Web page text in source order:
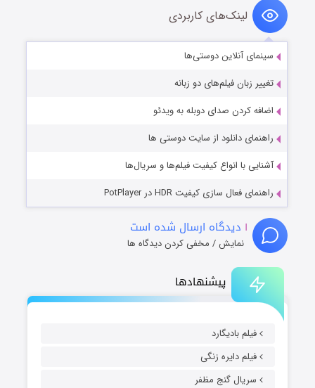
پیشنهادها
فیلم بادیگارد
فیلم دایره زنگی
سریال گنج مظفر
لینک‌های کاربردی
سینمای آنلاین دوستی‌ها
تغییر زبان فیلم‌های دو زبانه
اضافه کردن صدای دوبله به ویدئو
راهنمای دانلود از سایت دوستی ها
آشنایی با انواع کیفیت فیلم‌ها و سریال‌ها
راهنمای فعال سازی کیفیت HDR در PotPlayer
۱ دیدگاه ارسال شده است
نمایش / مخفی کردن دیدگاه ها